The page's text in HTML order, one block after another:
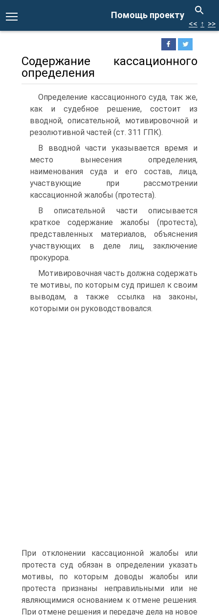
Помощь проекту
<< ↑ >>
Содержание кассационного
определения
Определение кассационного суда, так же,
как и судебное решение, состоит из
вводной, описательной, мотивировочной и
резолютивной частей (ст. 311 ГПК).
В вводной части указывается время и
место вынесения определения,
наименования суда и его состав, лица,
участвующие при рассмотрении
кассационной жалобы (протеста).
В описательной части описывается
краткое содержание жалобы (протеста),
представленных материалов, объяснения
участвующих в деле лиц, заключение
прокурора.
Мотивировочная часть должна содержать
те мотивы, по которым суд пришел к своим
выводам, а также ссылка на законы,
которыми он руководствовался.
При отклонении кассационной жалобы или
протеста суд обязан в определении указать
мотивы, по которым доводы жалобы или
протеста признаны неправильными или не
являющимися основанием к отмене решения.
При отмене решения и передаче дела на новое